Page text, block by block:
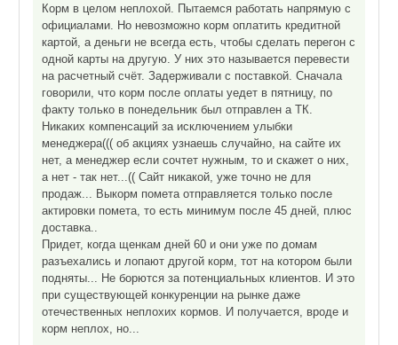
Корм в целом неплохой. Пытаемся работать напрямую с
официалами. Но невозможно корм оплатить кредитной
картой, а деньги не всегда есть, чтобы сделать перегон с
одной карты на другую. У них это называется перевести
на расчетный счёт. Задерживали с поставкой. Сначала
говорили, что корм после оплаты уедет в пятницу, по
факту только в понедельник был отправлен а ТК.
Никаких компенсаций за исключением улыбки
менеджера((( об акциях узнаешь случайно, на сайте их
нет, а менеджер если сочтет нужным, то и скажет о них,
а нет - так нет...(( Сайт никакой, уже точно не для
продаж... Выкорм помета отправляется только после
актировки помета, то есть минимум после 45 дней, плюс
доставка..
Придет, когда щенкам дней 60 и они уже по домам
разъехались и лопают другой корм, тот на котором были
подняты... Не борются за потенциальных клиентов. И это
при существующей конкуренции на рынке даже
отечественных неплохих кормов. И получается, вроде и
корм неплох, но...